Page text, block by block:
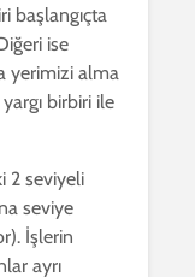
başlangıçta
ise
yerimizi alma
birbiri ile
2 seviyeli
seviye
İşlerin
ayrı